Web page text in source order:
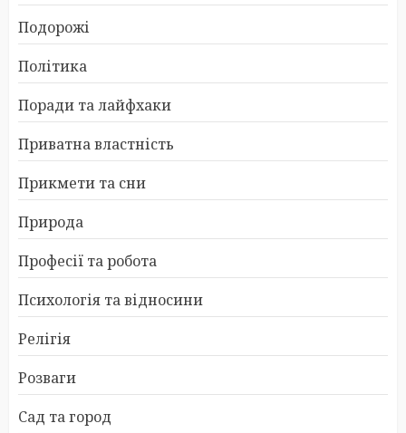
Подорожі
Політика
Поради та лайфхаки
Приватна властність
Прикмети та сни
Природа
Професії та робота
Психологія та відносини
Релігія
Розваги
Сад та город